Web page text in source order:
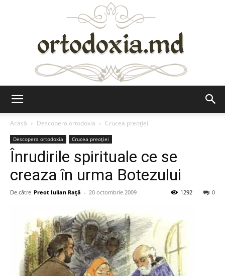
Acasă
Descopera ortodoxia Crucea preoției
Descopera ortodoxia Crucea preoției
Înrudirile spirituale ce se
creaza în urma Botezului
De către Preot Iulian Raţă - 20 octombrie 2009 0
1292